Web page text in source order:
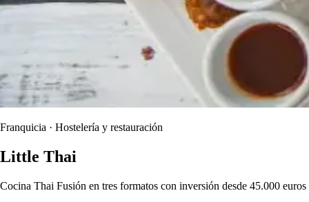
Franquicia · Hostelería y restauración
Little Thai
Cocina Thai Fusión en tres formatos con inversión desde 45.000 euros